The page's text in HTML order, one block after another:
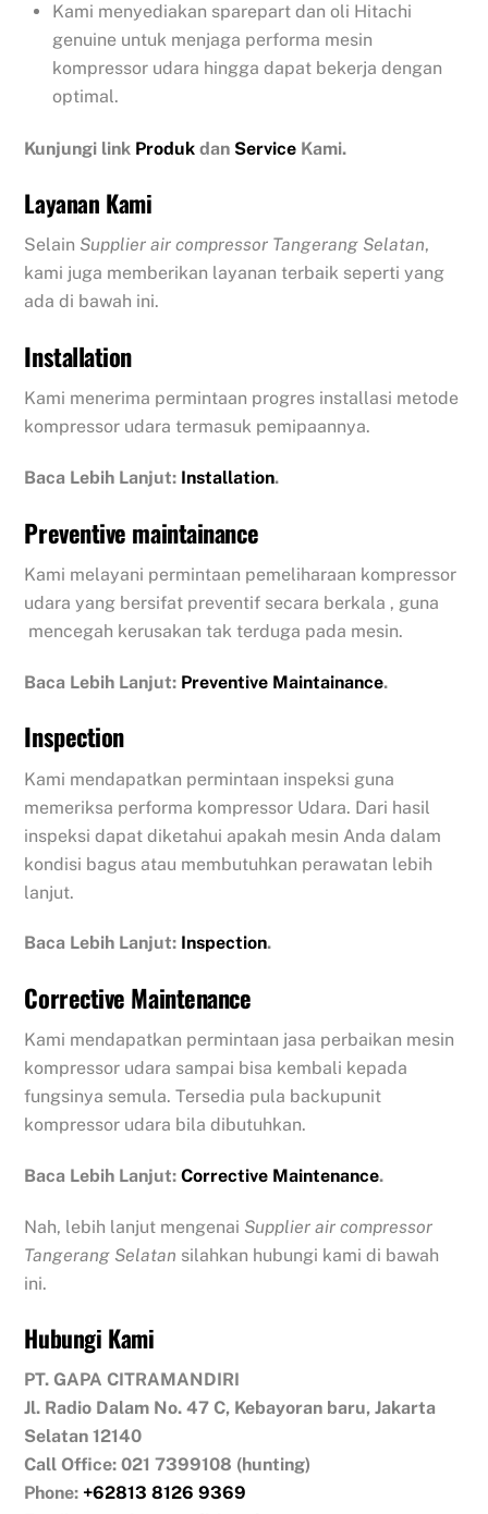
Kami menyediakan sparepart dan oli Hitachi
genuine untuk menjaga performa mesin
kompressor udara hingga dapat bekerja dengan
optimal.
Kunjungi link Produk dan Service Kami.
Layanan Kami
Selain Supplier air compressor Tangerang Selatan,
kami juga memberikan layanan terbaik seperti yang
ada di bawah ini.
Installation
Kami menerima permintaan progres installasi metode
kompressor udara termasuk pemipaannya.
Baca Lebih Lanjut: Installation.
Preventive maintainance
Kami melayani permintaan pemeliharaan kompressor
udara yang bersifat preventif secara berkala , guna
mencegah kerusakan tak terduga pada mesin.
Baca Lebih Lanjut: Preventive Maintainance.
Inspection
Kami mendapatkan permintaan inspeksi guna
memeriksa performa kompressor Udara. Dari hasil
inspeksi dapat diketahui apakah mesin Anda dalam
kondisi bagus atau membutuhkan perawatan lebih
lanjut.
Baca Lebih Lanjut: Inspection.
Corrective Maintenance
Kami mendapatkan permintaan jasa perbaikan mesin
kompressor udara sampai bisa kembali kepada
fungsinya semula. Tersedia pula backupunit
kompressor udara bila dibutuhkan.
Baca Lebih Lanjut:Corrective Maintenance.
Nah, lebih lanjut mengenai Supplier air compressor
Tangerang Selatan silahkan hubungi kami di bawah
ini.
Hubungi Kami
PT. GAPA CITRAMANDIRI
Jl. Radio Dalam No. 47 C, Kebayoran baru, Jakarta
Selatan 12140
Call Office: 021 7399108 (hunting)
Phone: +62813 8126 9369